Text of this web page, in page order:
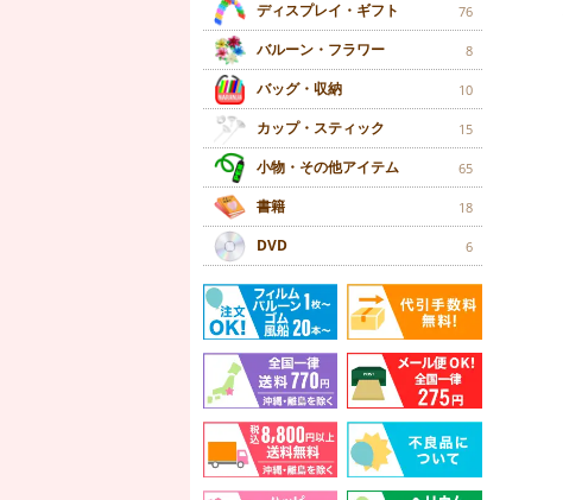
ディスプレイ・ギフト 76
バルーン・フラワー 8
バッグ・収納 10
カップ・スティック 15
小物・その他アイテム 65
書籍 18
DVD 6